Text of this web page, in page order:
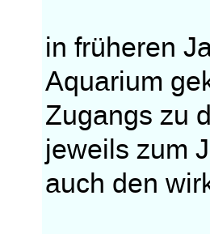
in früheren
Aquarium
Zugangs zu
jeweils zum
auch den